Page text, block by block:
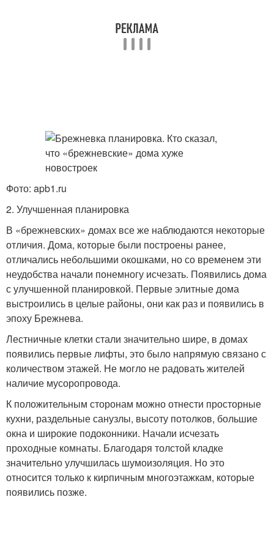
Фото: apb1.ru
2. Улучшенная планировка
В «брежневских» домах все же наблюдаются некоторые
отличия. Дома, которые были построены ранее,
отличались небольшими окошками, но со временем эти
неудобства начали понемногу исчезать. Появились дома
с улучшенной планировкой. Первые элитные дома
выстроились в целые районы, они как раз и появились в
эпоху Брежнева.
Лестничные клетки стали значительно шире, в домах
появились первые лифты, это было напрямую связано с
количеством этажей. Не могло не радовать жителей
наличие мусоропровода.
К положительным сторонам можно отнести просторные
кухни, раздельные санузлы, высоту потолков, большие
окна и широкие подоконники. Начали исчезать
проходные комнаты. Благодаря толстой кладке
значительно улучшилась шумоизоляция. Но это
относится только к кирпичным многоэтажкам, которые
появились позже.